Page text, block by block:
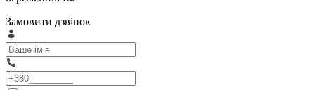
Замовити дзвінок